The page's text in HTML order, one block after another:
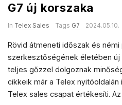
G7 új korszaka
In Telex Sales Tags G7 2024.05.10.
Rövid átmeneti időszak és némi
szerkesztőségének életében
teljes gőzzel dolgoznak
cikkeik már a Telex
Telex sales csapat értékesíti. Az